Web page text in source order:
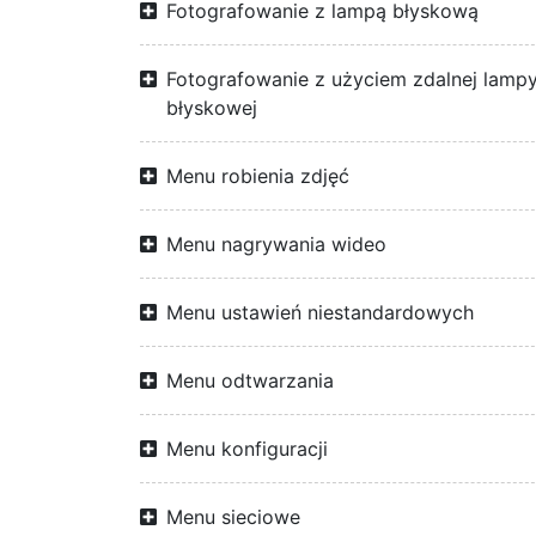
Fotografowanie z lampą błyskową
Fotografowanie z użyciem zdalnej
błyskowej
Menu robienia zdjęć
Menu nagrywania wideo
Menu ustawień niestandardowych
Menu odtwarzania
Menu konfiguracji
Menu sieciowe